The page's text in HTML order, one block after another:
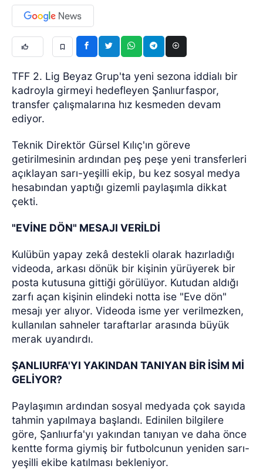
TFF 2. Lig Beyaz Grup'ta yeni sezona iddialı bir
kadroyla girmeyi hedefleyen Şanlıurfaspor,
transfer çalışmalarına hız kesmeden devam
ediyor.
Teknik Direktör Gürsel Kılıç'ın göreve
getirilmesinin ardından peş peşe yeni transferleri
açıklayan sarı-yeşilli ekip, bu kez sosyal medya
hesabından yaptığı gizemli paylaşımla dikkat
çekti.
"EVİNE DÖN" MESAJI VERİLDİ
Kulübün yapay zekâ destekli olarak hazırladığı
videoda, arkası dönük bir kişinin yürüyerek bir
posta kutusuna gittiği görülüyor. Kutudan aldığı
zarfı açan kişinin elindeki notta ise "Eve dön"
mesajı yer alıyor. Videoda isme yer verilmezken,
kullanılan sahneler taraftarlar arasında büyük
merak uyandırdı.
ŞANLIURFA'YI YAKINDAN TANIYAN BİR İSİM Mİ
GELİYOR?
Paylaşımın ardından sosyal medyada çok sayıda
tahmin yapılmaya başlandı. Edinilen bilgilere
göre, Şanlıurfa'yı yakından tanıyan ve daha önce
kentte forma giymiş bir futbolcunun yeniden sarı-
yeşilli ekibe katılması bekleniyor.